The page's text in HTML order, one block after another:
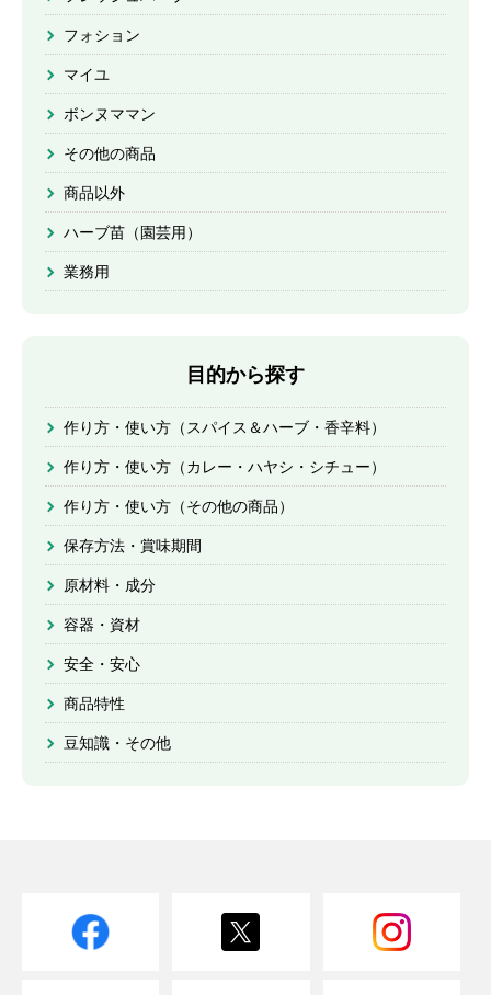
フォション
マイユ
ボンヌママン
その他の商品
商品以外
ハーブ苗（園芸用）
業務用
目的から探す
作り方・使い方（スパイス＆ハーブ・香辛料）
作り方・使い方（カレー・ハヤシ・シチュー）
作り方・使い方（その他の商品）
保存方法・賞味期間
原材料・成分
容器・資材
安全・安心
商品特性
豆知識・その他